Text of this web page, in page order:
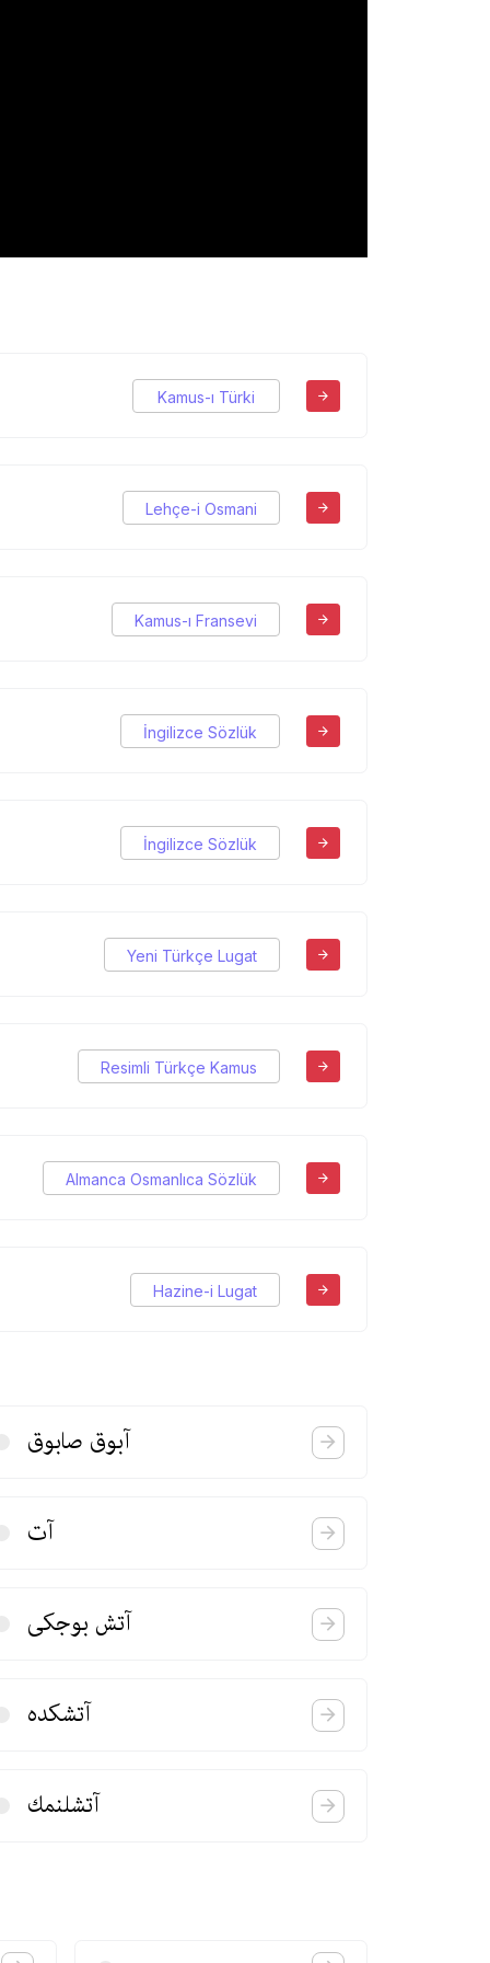
Kamus-ı Türki
Lehçe-i Osmani
Kamus-ı Fransevi
İngilizce Sözlük
İngilizce Sözlük
Yeni Türkçe Lugat
Resimli Türkçe Kamus
Almanca Osmanlıca Sözlük
Hazine-i Lugat
آبوق صابوق
آت
آتش بوجكی
آتشكده
آتشلنمك